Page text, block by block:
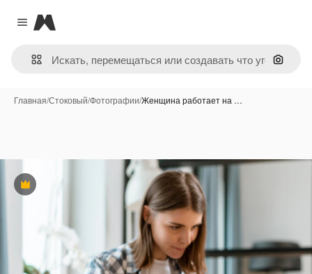
Close menu
Magnific
Поиск
Главная/Стоковый/Фотографии/Женщина работает на …
Премиум